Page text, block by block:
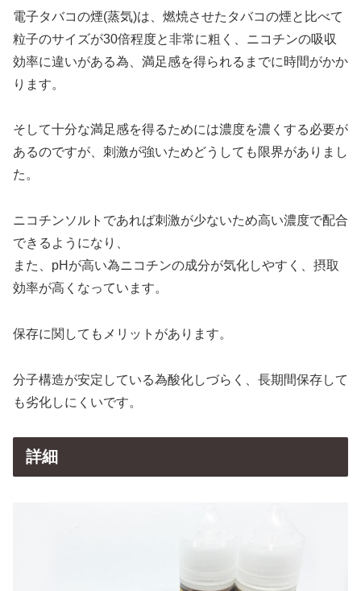
電子タバコの煙(蒸気)は、燃焼させたタバコの煙と比べて
粒子のサイズが30倍程度と非常に粗く、ニコチンの吸収
効率に違いがある為、満足感を得られるまでに時間がかか
ります。
そして十分な満足感を得るためには濃度を濃くする必要が
あるのですが、刺激が強いためどうしても限界がありまし
た。
ニコチンソルトであれば刺激が少ないため高い濃度で配合
できるようになり、
また、pHが高い為ニコチンの成分が気化しやすく、摂取
効率が高くなっています。
保存に関してもメリットがあります。
分子構造が安定している為酸化しづらく、長期間保存して
も劣化しにくいです。
詳細